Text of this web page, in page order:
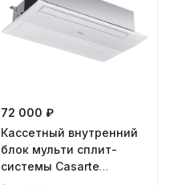
72 000 ₽
Кассетный внутренний
блок мульти сплит-
системы Casarte